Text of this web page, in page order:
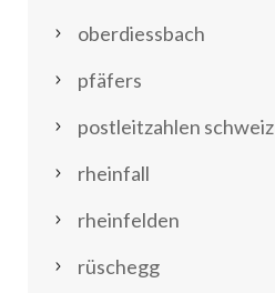
oberdiessbach
pfäfers
postleitzahlen schweiz
rheinfall
rheinfelden
rüschegg